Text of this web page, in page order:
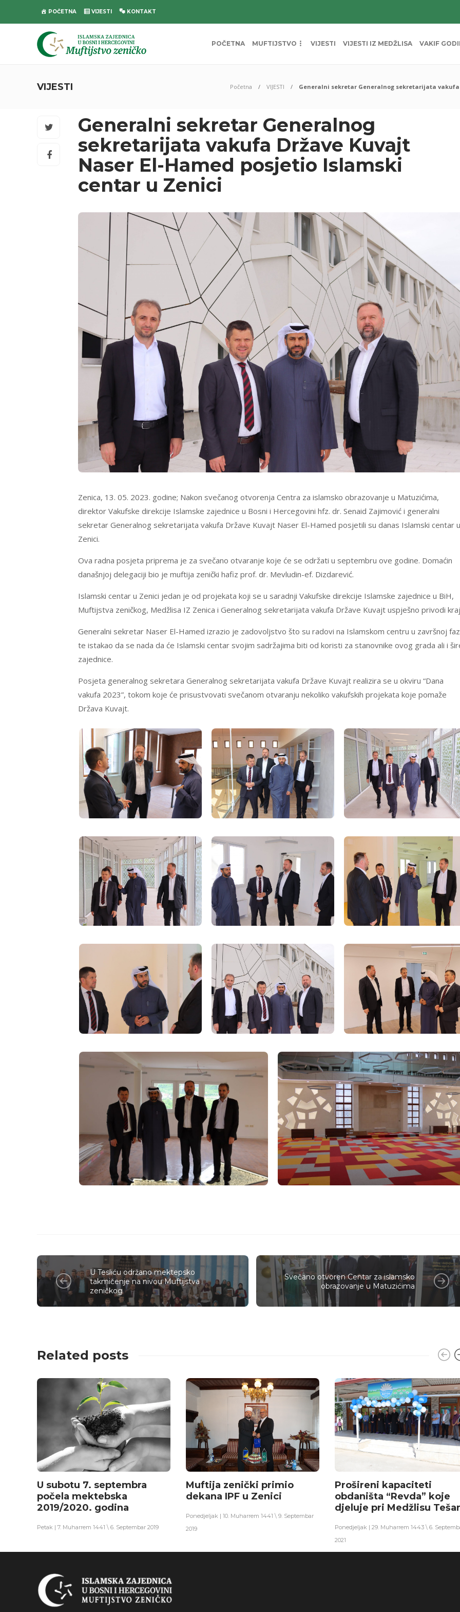
POČETNA VIJESTI KONTAKT
POČETNA MUFTIJSTVO VIJESTI VIJESTI IZ MEDŽLISA VAKIF
VIJESTI Početna VIJESTI Generalni sekretar Generalnog sekretarijata
Generalni sekretar Generalnog
sekretarijata vakufa Države Kuvajt
Naser El-Hamed posjetio Islamski
centar u Zenici
Zenica, 13. 05. 2023. godine; Nakon svečanog otvorenja Centra za islamsko obrazovanje u Matuzićima,
direktor Vakufske direkcije Islamske zajednice u Bosni i Hercegovini hfz. dr. Senaid Zajimović i generalni
sekretar Generalnog sekretarijata vakufa Države Kuvajt Naser El-Hamed posjetili su danas Islamski centar u
Zenici.
Ova radna posjeta priprema je za svečano otvaranje koje će se održati u septembru ove godine. Domaćin
današnjoj delegaciji bio je muftija zenički hafiz prof. dr. Mevludin-ef. Dizdarević.
Islamski centar u Zenici jedan je od projekata koji se u saradnji Vakufske direkcije Islamske zajednice u BiH,
Muftijstva zeničkog, Medžlisa IZ Zenica i Generalnog sekretarijata vakufa Države Kuvajt uspješno privodi
Generalni sekretar Naser El-Hamed izrazio je zadovoljstvo što su radovi na Islamskom centru u završnoj
te istakao da se nada da će Islamski centar svojim sadržajima biti od koristi za stanovnike ovog grada ali i
zajednice.
Posjeta generalnog sekretara Generalnog sekretarijata vakufa Države Kuvajt realizira se u okviru “Dana
vakufa 2023”, tokom koje će prisustvovati svečanom otvaranju nekoliko vakufskih projekata koje pomaže
Država Kuvajt.
U Tesliću održano mektepsko
takmičenje na nivou Muftijstva
zeničkog
Svečano otvoren Centar za islamsko
obrazovanje u Matuzićima
Related posts
U subotu 7. septembra
počela mektebska
2019/2020. godina
Petak | 7. Muharrem 1441 \ 6. Septembar 2019
Muftija zenički primio
dekana IPF u Zenici
Ponedjeljak | 10. Muharrem 1441 \ 9. Septembar
2019
Prošireni kapaciteti
obdaništa “Revda” koje
djeluje pri Medžlisu
Ponedjeljak | 29. Muharrem 1443 \ 6.
2021